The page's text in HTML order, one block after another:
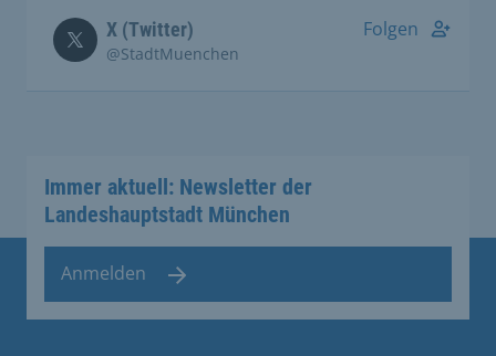
X (Twitter)
@StadtMuenchen
Folgen
Immer aktuell: Newsletter der
Landeshauptstadt München
Anmelden